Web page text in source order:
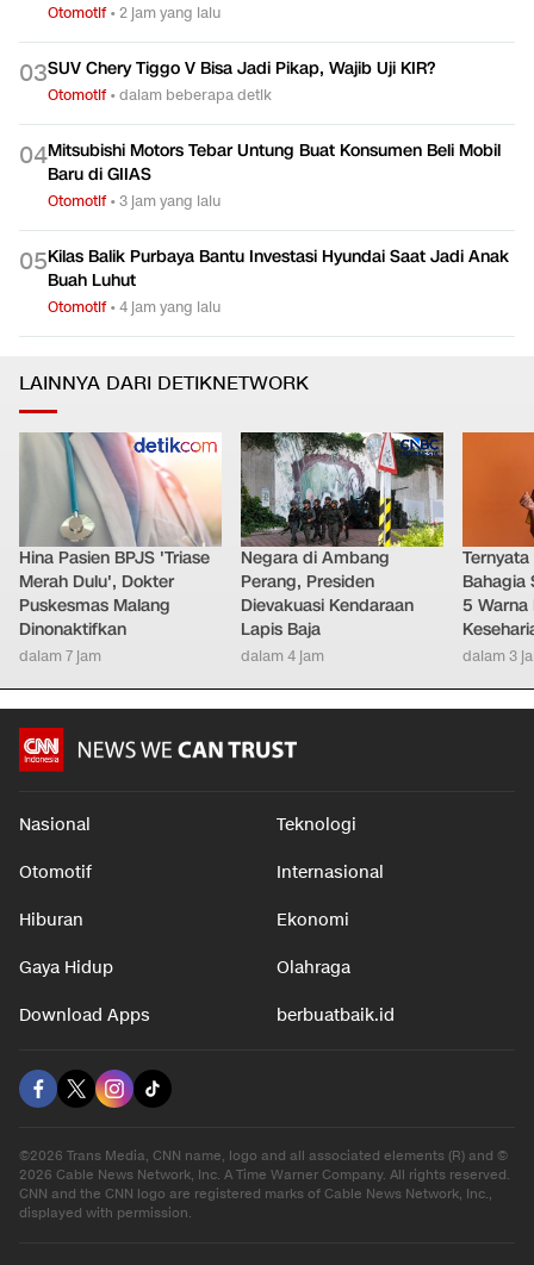
Otomotif•2 jam yang lalu
03SUV Chery Tiggo V Bisa Jadi Pikap, Wajib Uji KIR?
Otomotif•dalam beberapa detik
04Mitsubishi Motors Tebar Untung Buat Konsumen Beli Mobil
Baru di GIIAS
Otomotif•3 jam yang lalu
05Kilas Balik Purbaya Bantu Investasi Hyundai Saat Jadi Anak
Buah Luhut
Otomotif•4 jam yang lalu
LAINNYA DARI DETIKNETWORK
Hina Pasien BPJS 'Triase
Merah Dulu', Dokter
Puskesmas Malang
Dinonaktifkan
dalam 7 jam
Negara di Ambang
Perang, Presiden
Dievakuasi Kendaraan
Lapis Baja
dalam 4 jam
Bahagia
5
dalam 3
Nasional Teknologi
Otomotif Internasional
Hiburan Ekonomi
Gaya Hidup Olahraga
Download Apps berbuatbaik.id
©2026 Trans Media, CNN name, logo and all associated elements (R) and ©
2026 Cable News Network, Inc. A Time Warner Company. All rights reserved.
CNN and the CNN logo are registered marks of Cable News Network, Inc.,
displayed with permission.